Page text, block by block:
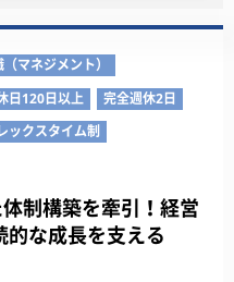
マネジメント）
日120日以上
完全週休2日
ックスタイム制
体制構築を牽引！経営
な成長を支える